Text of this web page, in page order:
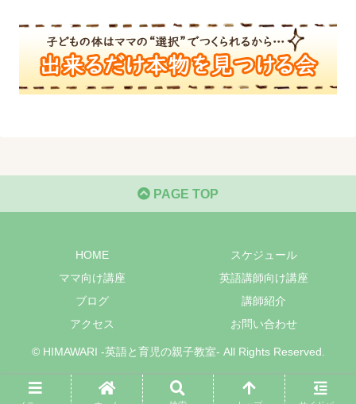
PAGE TOP
HOME
スケジュール
ママ向け講座
英語講師向け講座
ブログ
講師紹介
アクセス
お問い合わせ
© HIMAWARI -英語と育児の親子教室- All Rights Reserved.